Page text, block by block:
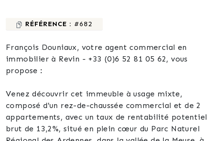
RÉFÉRENCE : #682
François Douniaux, votre agent commercial en
immobilier à Revin - +33 (0)6 52 81 05 62, vous
propose :
Venez découvrir cet immeuble à usage mixte,
composé d'un rez-de-chaussée commercial et de 2
appartements, avec un taux de rentabilité potentiel
brut de 13,2%, situé en plein cœur du Parc Naturel